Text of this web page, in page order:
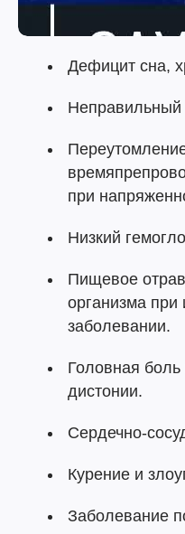
Дефицит сна,
Неправильный
при
Низкий
Пищевое
организма
заболевании.
Головная боль
дистонии.
Сердечно-
Курение и
Заболевание